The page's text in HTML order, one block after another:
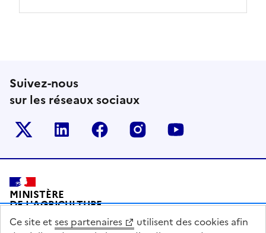
Suivez-nous
sur les réseaux sociaux
Le ministère sur Twitter
Le ministère sur LinkedIn
Le ministère sur Facebook
Le ministère sur
Pied de page
MINISTÈRE
DE L'AGRICULTURE
DE L'AGRO-ALIMENTAIRE
ET DE LA SOUVERAINETÉ
Ce site et ses partenaires
utilisent des cookies afin